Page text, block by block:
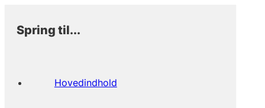
Spring til...
Hovedindhold